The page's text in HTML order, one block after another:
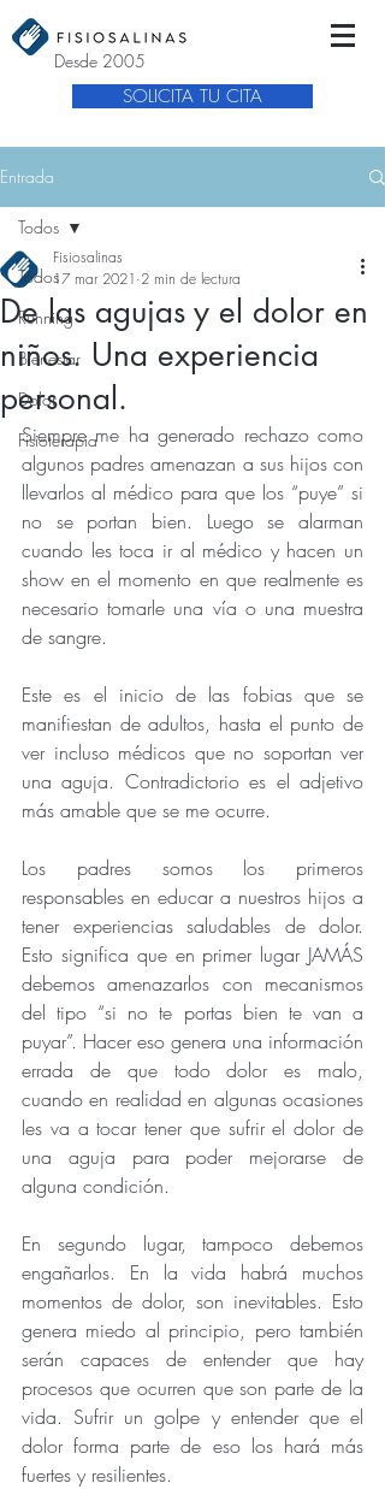
Desde 2005
SOLICITA TU CITA
Entrada
Todos
Running
Bienestar
Dolor
Fisioterapia
Todos
De las agujas y el dolor en
niños. Una experiencia
personal.
Fisiosalinas
17 mar 2021 2 min de lectura
Siempre me ha generado rechazo como
algunos padres amenazan a sus hijos con
llevarlos al médico para que los “puye” si
no se portan bien. Luego se alarman
cuando les toca ir al médico y hacen un
show en el momento en que realmente es
necesario tomarle una vía o una muestra
de sangre.
Este es el inicio de las fobias que se
manifiestan de adultos, hasta el punto de
ver incluso médicos que no soportan ver
una aguja. Contradictorio es el adjetivo
más amable que se me ocurre.
Los padres somos los primeros
responsables en educar a nuestros hijos a
tener experiencias saludables de dolor.
Esto significa que en primer lugar JAMÁS
debemos amenazarlos con mecanismos
del tipo “si no te portas bien te van a
puyar”. Hacer eso genera una información
errada de que todo dolor es malo,
cuando en realidad en algunas ocasiones
les va a tocar tener que sufrir el dolor de
una aguja para poder mejorarse de
alguna condición.
En segundo lugar, tampoco debemos
engañarlos. En la vida habrá muchos
momentos de dolor, son inevitables. Esto
genera miedo al principio, pero también
serán capaces de entender que hay
procesos que ocurren que son parte de la
vida. Sufrir un golpe y entender que el
dolor forma parte de eso los hará más
fuertes y resilientes.